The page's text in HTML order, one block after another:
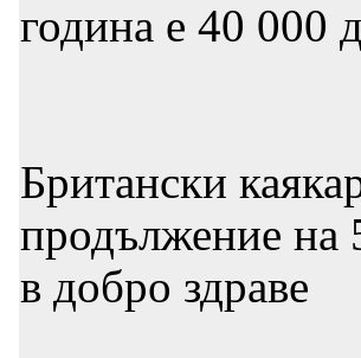
година е 40 000
Британски
продължение на
в добро здраве